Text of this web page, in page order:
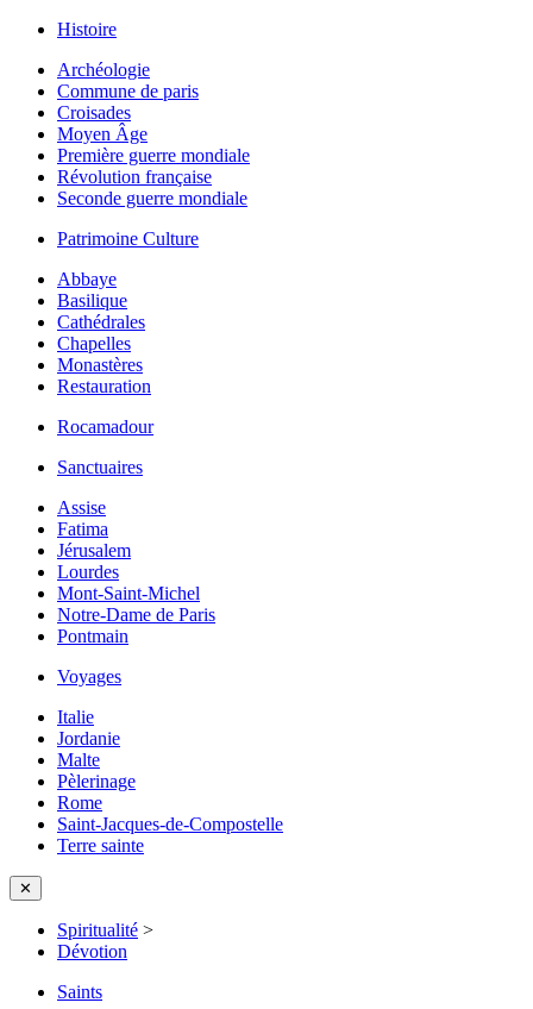
Histoire
Archéologie
Commune de paris
Croisades
Moyen Âge
Première guerre mondiale
Révolution française
Seconde guerre mondiale
Patrimoine Culture
Abbaye
Basilique
Cathédrales
Chapelles
Monastères
Restauration
Rocamadour
Sanctuaires
Assise
Fatima
Jérusalem
Lourdes
Mont-Saint-Michel
Notre-Dame de Paris
Pontmain
Voyages
Italie
Jordanie
Malte
Pèlerinage
Rome
Saint-Jacques-de-Compostelle
Terre sainte
✕
Spiritualité >
Dévotion
Saints